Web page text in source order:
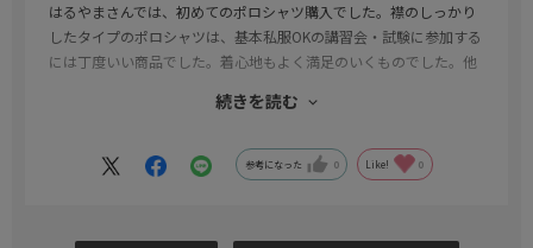
はるやまさんでは、初めてのポロシャツ購入でした。襟のしっかり
したタイプのポロシャツは、基本私服OKの講習会・試験に参加する
には丁度いい商品でした。着心地もよく満足のいくものでした。他
と思います。勿論好みがありますが、色目にも品があり満足度の高
続きを読む
参考になった 0 Like! 0